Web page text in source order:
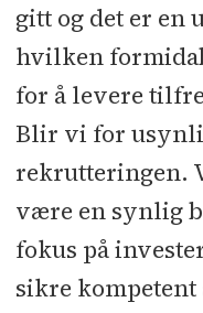
gitt og det er
hvilken
for å levere
Blir vi for
rekrutteringen.
være en synlig
fokus på
sikre